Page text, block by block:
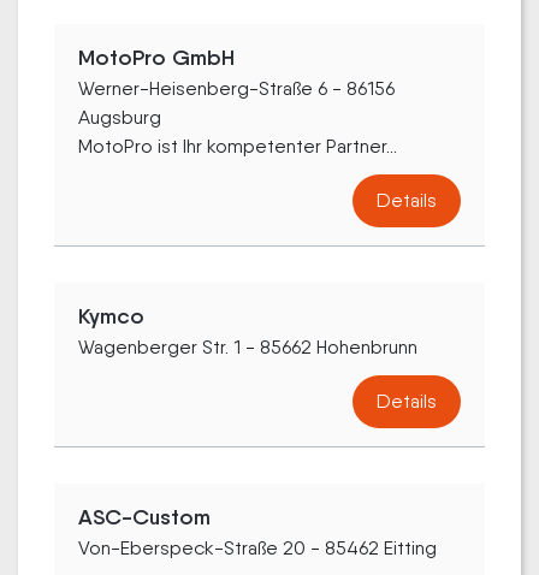
MotoPro GmbH
Werner-Heisenberg-Straße 6 - 86156
Augsburg
MotoPro ist Ihr kompetenter Partner...
Details
Kymco
Wagenberger Str. 1 - 85662 Hohenbrunn
Details
ASC-Custom
Von-Eberspeck-Straße 20 - 85462 Eitting